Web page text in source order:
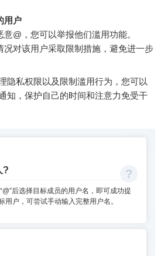
用户
@，您可以举报他们滥用功能。
况对该用户采取限制措施，避免进一步
隐私权限以及限制滥用行为，您可以
知，保护自己的时间和注意力免受干
?
后选择目标成员的用户名，即可成功提
用户，可尝试手动输入完整用户名。